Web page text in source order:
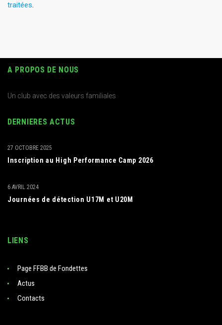
traitées.
A PROPOS DE NOUS
Un club avec des valeurs familiales
DERNIERES ACTUS
Inscription au High Performance Camp 2026
27 OCTOBRE 2025
Journées de détection U17M et U20M
6 AVRIL 2024
LIENS
Page FFBB de Fondettes
Actus
Contacts